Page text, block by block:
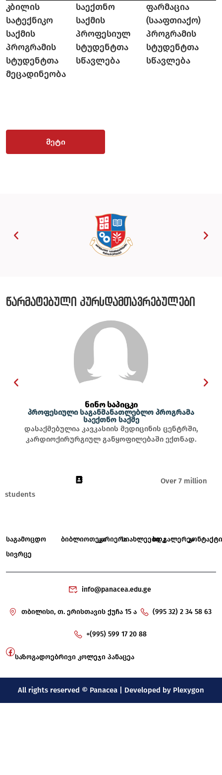
კბილის
სატექნიკო
საქმის
პროგრამის
სტუდენტთა
მეცადინეობა
საექთნო
საქმის
პროფესიულ
სტუდენტთა
სწავლება
ფარმაცია
(სააფთიაქო)
პროგრამის
სტუდენტთა
სწავლება
მეტი
წარმატებული კურსდამთავრებულები
ნინო საპიცკი
პროფესიული საგანმანათლებლო პროგრამა
საექთნო საქმე
დასაქმებულია კავკასიის მედიცინის ცენტრში,
კარდიოქირურგიულ განყოფილებაში ექთნად.
Over 7 million
students
საგამოცდო
სივრცე
ბიბლიოთეკაკარიერასიახლეებიხდკგალერეაკონტაქტი
info@panacea.edu.ge
თბილისი, თ. ერისთავის ქუჩა 15 ა (995 32) 2 34 58 63
+(995) 599 17 20 88
საზოგადოებრივი კოლეჯი პანაცეა
All rights reserved © Panacea | Developed by Plexygon